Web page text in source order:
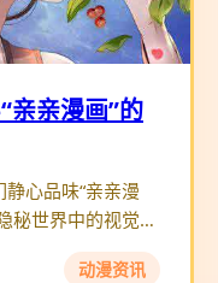
亲漫画”的
心品味“亲亲漫
秘世界中的视觉盛
框束缚的创作试验
动漫资讯